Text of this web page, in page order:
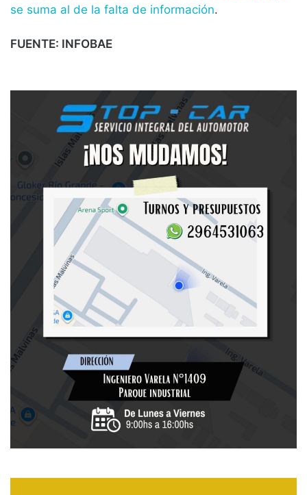
se suma al de la falta de información.
FUENTE: INFOBAE